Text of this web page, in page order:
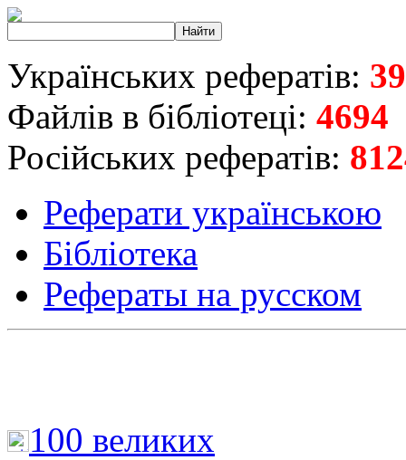
Українських рефератів:
Файлів в бібліотеці: 4694
Російських рефератів:
Реферати українською
Бібліотека
Рефераты на русском
100 великих